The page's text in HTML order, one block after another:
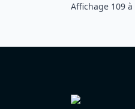
Affichage 109 à